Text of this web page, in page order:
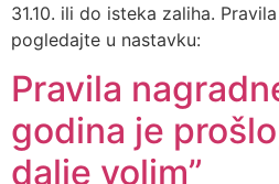
31.10. ili do isteka zaliha.
pogledajte u nastavku:
Pravila
godina je
dalje volim”